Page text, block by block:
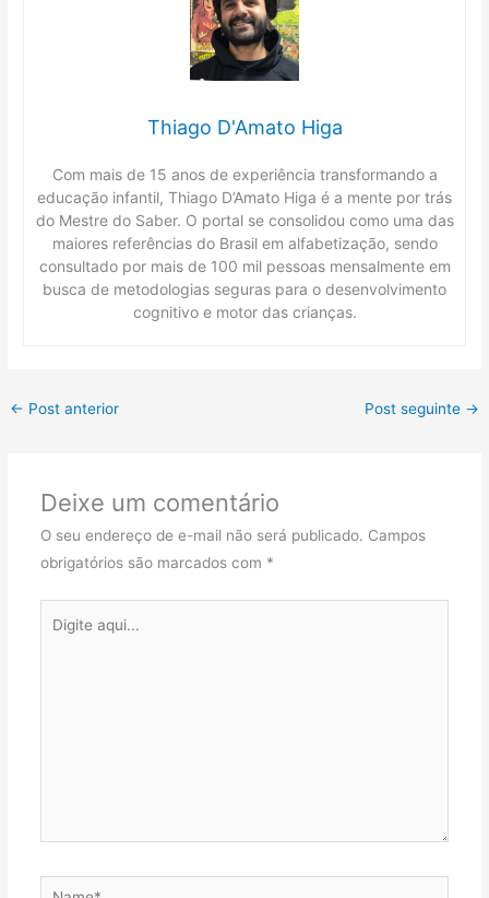
Thiago D'Amato Higa
Com mais de 15 anos de experiência transformando a
educação infantil, Thiago D’Amato Higa é a mente por trás
do Mestre do Saber. O portal se consolidou como uma das
maiores referências do Brasil em alfabetização, sendo
consultado por mais de 100 mil pessoas mensalmente em
busca de metodologias seguras para o desenvolvimento
cognitivo e motor das crianças.
← Post anterior Post seguinte →
Deixe um comentário
O seu endereço de e-mail não será publicado. Campos
obrigatórios são marcados com *
aqui...
Name*